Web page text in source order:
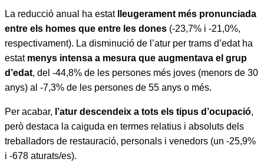
La reducció anual ha estat
lleugerament més pronunciada
entre els homes que entre les dones (-23,7% i -21,0%,
respectivament). La disminució de l’atur per trams d’edat ha
estat menys intensa a mesura que augmentava el grup
d’edat, del -44,8% de les persones més joves (menors de 30
anys) al -7,3% de les persones de 55 anys o més.
Per acabar, l’atur descendeix a tots els tipus d’ocupació,
però destaca la caiguda en termes relatius i absoluts dels
treballadors de restauració, personals i venedors (un -25,9%
i -678 aturats/es).